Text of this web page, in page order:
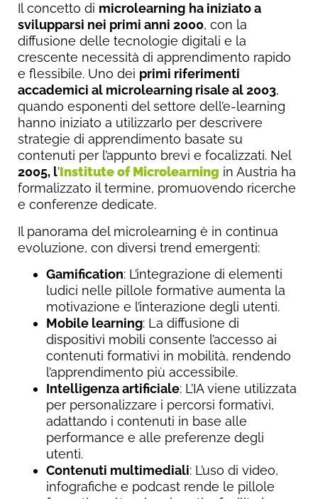
Il concetto di microlearning ha iniziato a
svilupparsi nei primi anni 2000, con la
diffusione delle tecnologie digitali e la
crescente necessità di apprendimento rapido
e flessibile. Uno dei primi riferimenti
accademici al microlearning risale al 2003,
quando esponenti del settore dell’e-learning
hanno iniziato a utilizzarlo per descrivere
strategie di apprendimento basate su
contenuti per l’appunto brevi e focalizzati. Nel
2005, l’Institute of Microlearning in Austria ha
formalizzato il termine, promuovendo ricerche
e conferenze dedicate.
Il panorama del microlearning è in continua
evoluzione, con diversi trend emergenti:
Gamification: L’integrazione di elementi
ludici nelle pillole formative aumenta la
motivazione e l’interazione degli utenti.
Mobile learning: La diffusione di
dispositivi mobili consente l’accesso ai
contenuti formativi in mobilità, rendendo
l’apprendimento più accessibile.
Intelligenza artificiale: L’IA viene utilizzata
per personalizzare i percorsi formativi,
adattando i contenuti in base alle
performance e alle preferenze degli
utenti.
Contenuti multimediali: L’uso di video,
infografiche e podcast rende le pillole